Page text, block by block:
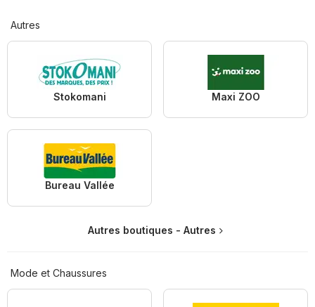
Autres
Stokomani Maxi ZOO
Bureau Vallée
Autres boutiques - Autres
Mode et Chaussures